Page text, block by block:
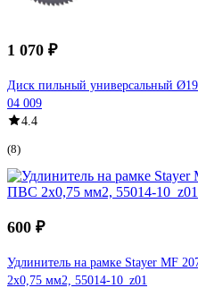
1 070 ₽
Диск пильный универсальный
04 009
4.4
(8)
600 ₽
Удлинитель на рамке Stayer MF
2х0,75 мм2, 55014-10_z01